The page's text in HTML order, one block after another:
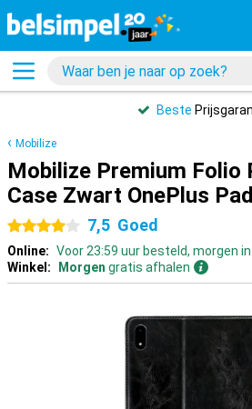
Beste
Mobilize
Mobilize Premium Folio
Case Zwart OnePlus
4 sterren7,5 Goed
Online: Voor 23:59 uur besteld, morgen
Winkel:
Morgen gratis afhalen